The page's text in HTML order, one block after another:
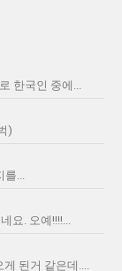
한국인 중에...
)
...
요. 오예!!!!...
된거 같은데....